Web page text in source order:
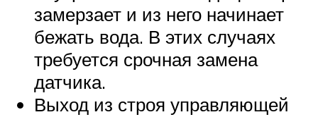
замерзает и из него начинает
бежать вода. В этих случаях
требуется срочная замена
датчика.
Выход из строя управляющей